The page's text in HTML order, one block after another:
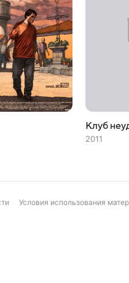
Клуб
2011
Условия использования